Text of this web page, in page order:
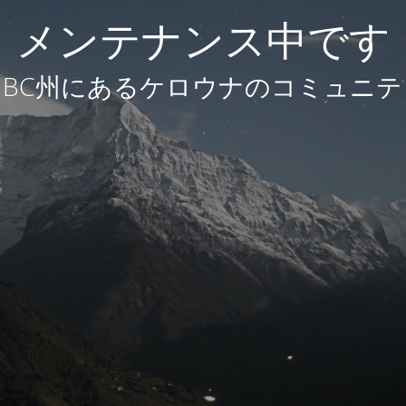
メンテナンス中です
州にあるケロウナのコミュニ